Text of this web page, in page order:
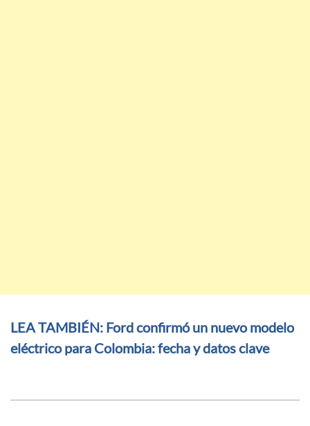
LEA TAMBIÉN: Ford confirmó un nuevo modelo
eléctrico para Colombia: fecha y datos clave